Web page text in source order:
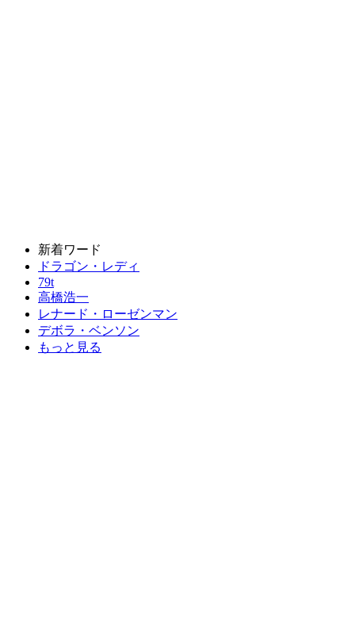
新着ワード
ドラゴン・レディ
79t
高橋浩一
レナード・ローゼンマン
デボラ・ベンソン
もっと見る